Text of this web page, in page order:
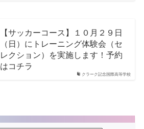
クラーク記念国際高等学校
【サッカーコース】１０月２９日
（日）にトレーニング体験会（セ
レクション）を実施します！予約
はコチラ